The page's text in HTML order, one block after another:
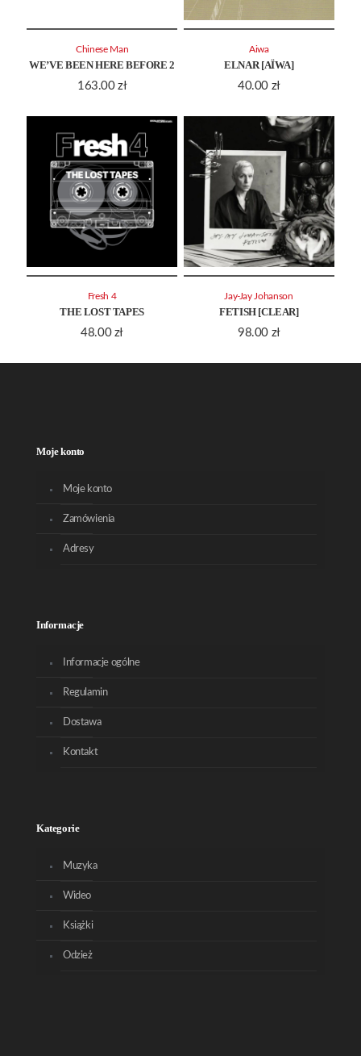
WE’VE BEEN HERE BEFORE 2
163.00 zł
Chinese Man
ELNAR [AÏWA]
40.00 zł
Aiwa
THE LOST TAPES
48.00 zł
Fresh 4
FETISH [CLEAR]
98.00 zł
Jay-Jay Johanson
Moje konto
Moje konto
Zamówienia
Adresy
Informacje
Informacje ogólne
Regulamin
Dostawa
Kontakt
Kategorie
Muzyka
Wideo
Książki
Odzież